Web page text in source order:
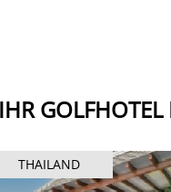
GOLFHOTEL
THAILAND